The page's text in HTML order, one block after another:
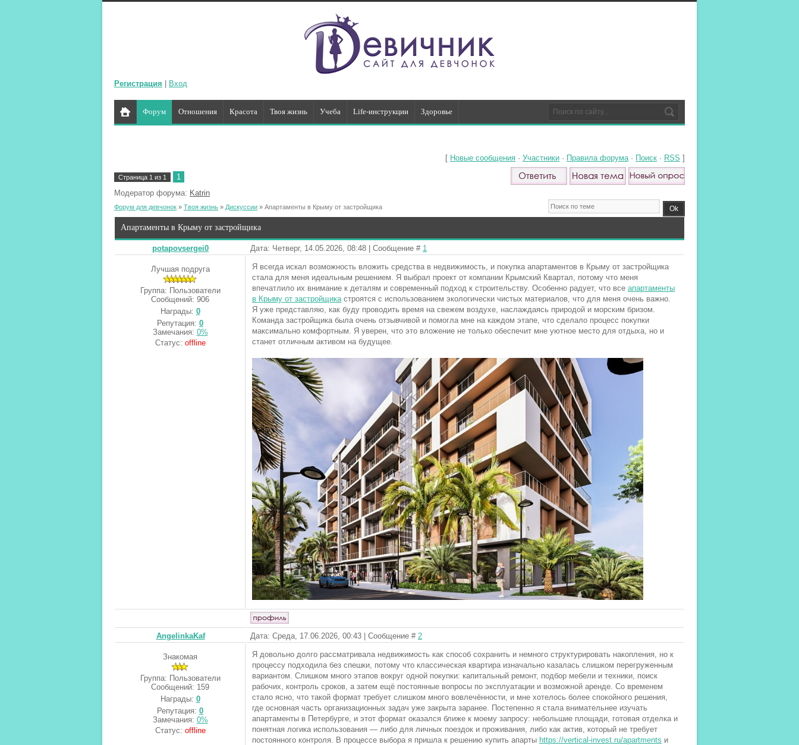
Регистрация Вход
Форум Отношения Красота Твоя жизнь Учеба Life-инструкции Здоровье
[ Новые сообщения · Участники · Правила форума· Поиск · RSS ]
Страница 1 из 1
1
Модератор форума: Katrin
Форум для девчонок » Твоя жизнь » Дискуссии » Апартаменты в Крыму от застройщика
Апартаменты в Крыму от застройщика
potapovsergei0 Дата: Четверг, 14.05.2026, 08:48 | Сообщение # 1
Лучшая подруга
Группа: Пользователи
Сообщений: 906
Награды: 0
Репутация: 0
Замечания: 0%
Статус: offline
Я всегда искал возможность вложить средства в недвижимость, и покупка апартаментов в Крыму от застройщика
стала для меня идеальным решением. Я выбрал проект от компании Крымский Квартал, потому что меня
впечатлило их внимание к деталям и современный подход к строительству. Особенно радует, что все апартаменты
в Крыму от застройщикастроятся с использованием экологически чистых материалов, что для меня очень важно.
Я уже представляю, как буду проводить время на свежем воздухе, наслаждаясь природой и морским бризом.
Команда застройщика была очень отзывчивой и помогла мне на каждом этапе, что сделало процесс покупки
максимально комфортным. Я уверен, что это вложение не только обеспечит мне уютное место для отдыха, но и
станет отличным активом на будущее.
AngelinkaKaf Дата: Среда, 17.06.2026, 00:43 | Сообщение # 2
Знакомая
Группа: Пользователи
Сообщений: 159
Награды: 0
Репутация: 0
Замечания: 0%
Статус: offline
Я довольно долго рассматривала недвижимость как способ сохранить и немного структурировать накопления, но к
процессу подходила без спешки, потому что классическая квартира изначально казалась слишком перегруженным
вариантом. Слишком много этапов вокруг одной покупки: капитальный ремонт, подбор мебели и техники, поиск
рабочих, контроль сроков, а затем ещё постоянные вопросы по эксплуатации и возможной аренде. Со временем
стало ясно, что такой формат требует слишком много вовлечённости, и мне хотелось более спокойного решения,
где основная часть организационных задач уже закрыта заранее. Постепенно я стала внимательнее изучать
апартаменты в Петербурге, и этот формат оказался ближе к моему запросу: небольшие площади, готовая отделка и
понятная логика использования — либо для личных поездок и проживания, либо как актив, который не требует
постоянного контроля. В процессе выбора я пришла к решению купить апарты https://vertical-invest.ru/apartments и